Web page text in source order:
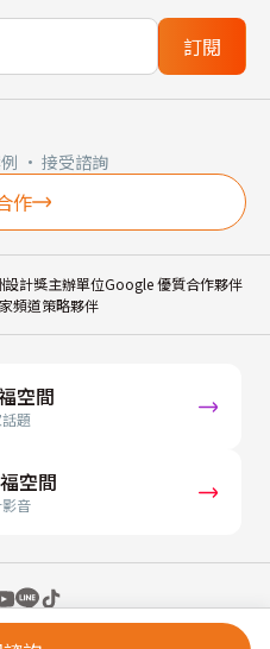
訂閱
· 接受諮詢
作
設計獎主辦單位Google 優質合作夥伴
頻道策略夥伴
空間
題
空間
音
Space Co., Ltd.